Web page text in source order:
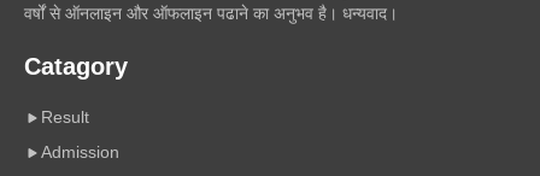
वर्षों से ऑनलाइन और ऑफलाइन पढाने का अनुभव है। धन्यवाद।
Catagory
Result
Admission